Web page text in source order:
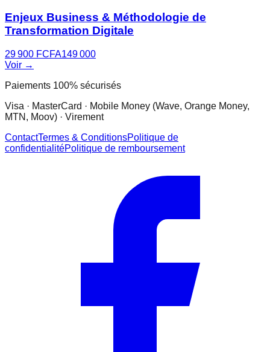
Enjeux Business & Méthodologie de
Transformation Digitale
29 900 FCFA149 000
Voir →
Paiements 100% sécurisés
Visa · MasterCard · Mobile Money (Wave, Orange Money,
MTN, Moov) · Virement
ContactTermes & ConditionsPolitique de
confidentialitéPolitique de remboursement